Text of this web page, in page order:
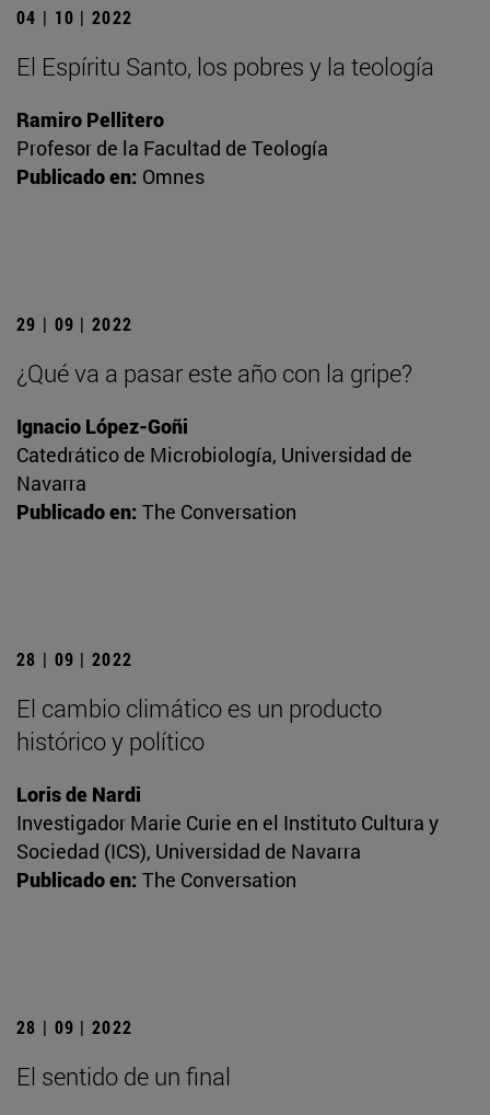
04 | 10 | 2022
El Espíritu Santo, los pobres y la teología
Ramiro Pellitero
Profesor de la Facultad de Teología
Publicado en: Omnes
29 | 09 | 2022
¿Qué va a pasar este año con la gripe?
Ignacio López-Goñi
Catedrático de Microbiología, Universidad de
Navarra
Publicado en: The Conversation
28 | 09 | 2022
El cambio climático es un producto
histórico y político
Loris de Nardi
Investigador Marie Curie en el Instituto Cultura y
Sociedad (ICS), Universidad de Navarra
Publicado en: The Conversation
28 | 09 | 2022
El sentido de un final